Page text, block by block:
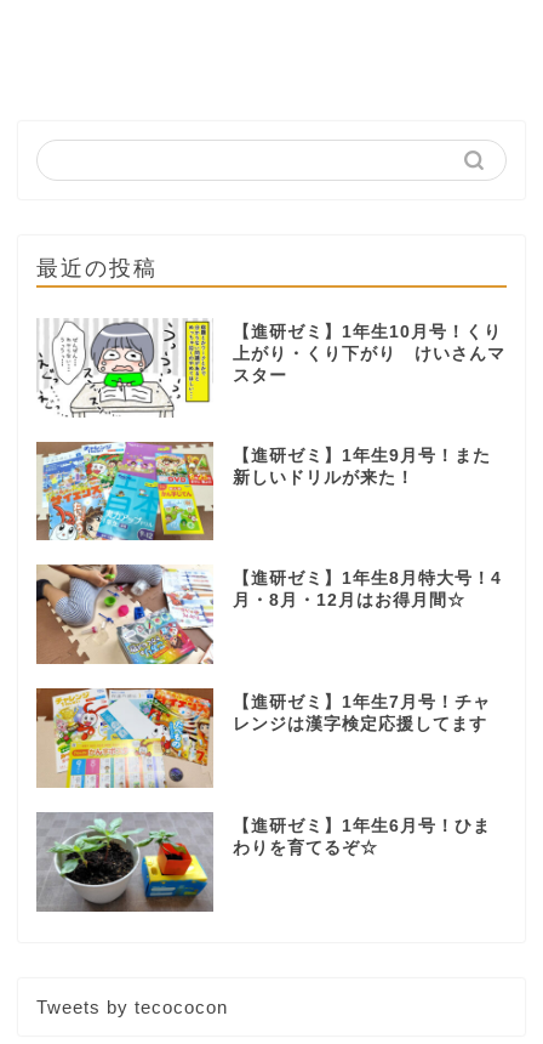
最近の投稿
【進研ゼミ】1年生10月号！くり
上がり・くり下がり けいさんマ
スター
【進研ゼミ】1年生9月号！また
新しいドリルが来た！
【進研ゼミ】1年生8月特大号！4
月・8月・12月はお得月間☆
【進研ゼミ】1年生7月号！チャ
レンジは漢字検定応援してます
【進研ゼミ】1年生6月号！ひま
わりを育てるぞ☆
Tweets by tecococon